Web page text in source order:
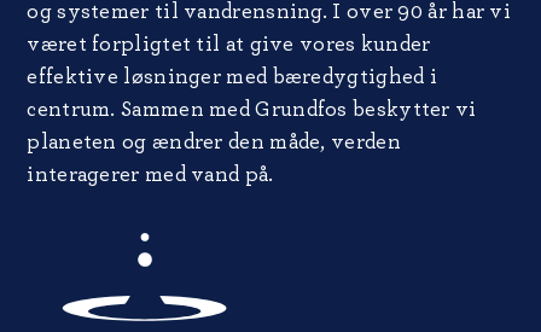
og systemer til vandrensning. I over 90 år har vi
været forpligtet til at give vores kunder
effektive løsninger med bæredygtighed i
centrum. Sammen med Grundfos beskytter vi
planeten og ændrer den måde, verden
interagerer med vand på.